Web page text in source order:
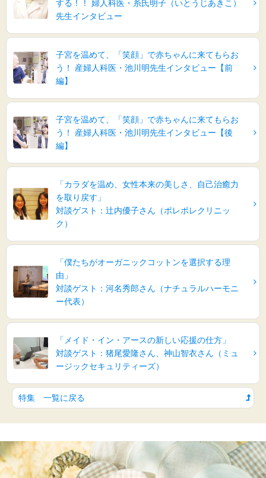
する！！ 婦人科医・糸氏明子（いとうじあきこ）
先生インタビュー
子宮を温めて、「笑顔」で赤ちゃんに来てもらお
う！ 産婦人科医・池川明先生インタビュー【前
編】
子宮を温めて、「笑顔」で赤ちゃんに来てもらお
う！ 産婦人科医・池川明先生インタビュー【後
編】
「カラダを温め、女性本来の美しさ、自己治癒力
を取り戻す」
対談ゲスト：辻内優子さん（ポレポレクリニッ
ク）
「僕たちがオーガニックコットンを選択する理
由」
対談ゲスト：河名秀郎さん（ナチュラルハーモニ
ー代表）
「メイド・イン・アースの新しい応援の仕方」
対談ゲスト：猪尾愛隆さん、神山智衣さん（ミュ
ージックセキュリティーズ）
特集 一覧に戻る